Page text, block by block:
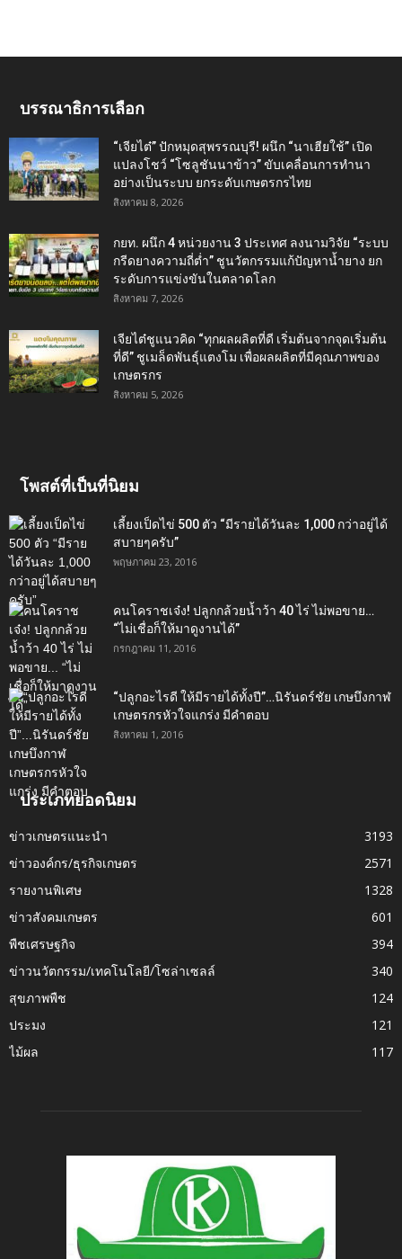
บรรณาธิการเลือก
“เจียไต๋” ปักหมุดสุพรรณบุรี! ผนึก “นาเฮียใช้” เปิด
แปลงโชว์ “โซลูชันนาข้าว” ขับเคลื่อนการทำนา
อย่างเป็นระบบ ยกระดับเกษตรกรไทย
สิงหาคม 8, 2026
กยท. ผนึก 4 หน่วยงาน 3 ประเทศ ลงนามวิจัย “ระบบ
กรีดยางความถี่ต่ำ” ชูนวัตกรรมแก้ปัญหาน้ำยาง ยก
ระดับการแข่งขันในตลาดโลก
สิงหาคม 7, 2026
เจียไต๋ชูแนวคิด “ทุกผลผลิตที่ดี เริ่มต้นจากจุดเริ่มต้น
ที่ดี” ชูเมล็ดพันธุ์แตงโม เพื่อผลผลิตที่มีคุณภาพของ
เกษตรกร
สิงหาคม 5, 2026
โพสต์ที่เป็นที่นิยม
เลี้ยงเป็ดไข่ 500 ตัว “มีรายได้วันละ 1,000 กว่าอยู่ได้
สบายๆครับ”
พฤษภาคม 23, 2016
คนโคราชเจ๋ง! ปลูกกล้วยน้ำว้า 40 ไร่ ไม่พอขาย…
“ไม่เชื่อก็ให้มาดูงานได้”‬
กรกฎาคม 11, 2016
“ปลูกอะไรดี ให้มีรายได้ทั้งปี”…นิรันดร์ชัย เกษบึงกาฬ
เกษตรกรหัวใจแกร่ง มีคำตอบ
สิงหาคม 1, 2016
ประเภทยอดนิยม
ข่าวเกษตรแนะนำ
3193
ข่าวองค์กร/ธุรกิจเกษตร
2571
รายงานพิเศษ
1328
ข่าวสังคมเกษตร
601
พืชเศรษฐกิจ
394
ข่าวนวัตกรรม/เทคโนโลยี/โซล่าเซลล์
340
สุขภาพพืช
124
ประมง
121
ไม้ผล
117